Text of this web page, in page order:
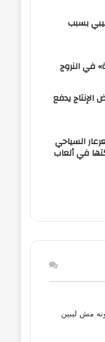
بسبب
في النروج
يدفع
السياحي
في ألعاب
مش ليبين